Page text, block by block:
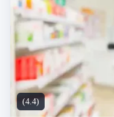
(4.4)